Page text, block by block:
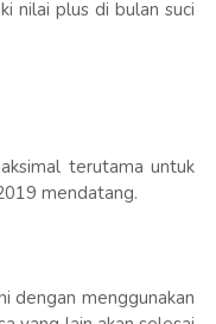
nilai plus di bulan suci
terutama untuk
mendatang.
dengan menggunakan